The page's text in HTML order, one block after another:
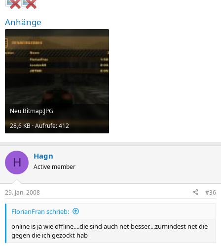
Anhänge
Neu Bitmap.JPG
28,6 KB · Aufrufe: 412
H Hagn
Active member
29. Jan. 2008 #36
FlorianFran schrieb:
online is ja wie offline....die sind auch net besser....zumindest net die
gegen die ich gezockt hab